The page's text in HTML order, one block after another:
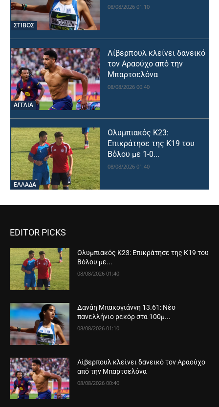
ΣΤΙΒΟΣ
08/08/2026 01:10
ΑΓΓΛΙΑ
Λίβερπουλ κλείνει δανεικό
τον Αραούχο από την
Μπαρτσελόνα
08/08/2026 00:40
ΕΛΛΑΔΑ
Ολυμπιακός Κ23:
Επικράτησε της Κ19 του
Βόλου με 1-0...
08/08/2026 01:40
EDITOR PICKS
Ολυμπιακός Κ23: Επικράτησε της Κ19 του
Βόλου με...
08/08/2026 01:40
Δανάη Μπακογιάννη 13.61: Νέο
πανελλήνιο ρεκόρ στα 100μ...
08/08/2026 01:10
Λίβερπουλ κλείνει δανεικό τον Αραούχο
από την Μπαρτσελόνα
08/08/2026 00:40